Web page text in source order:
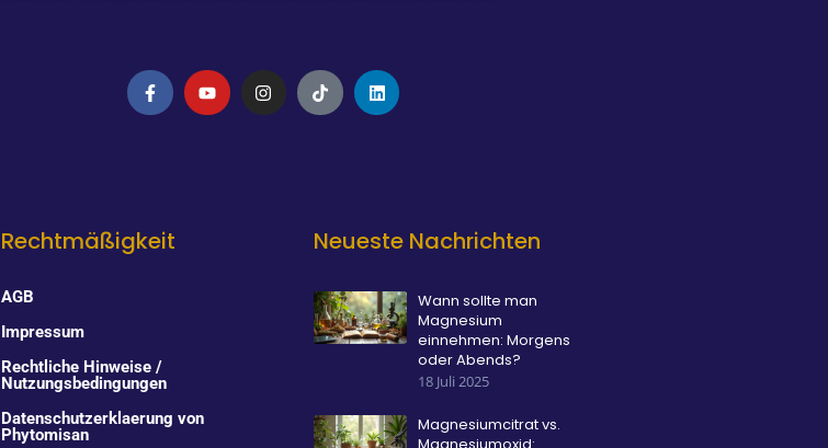
F
a
c
f
Y
o
u
I
n
s
T
i
k
L
i
n
Rechtmäßigkeit
AGB
Impressum
Rechtliche Hinweise /
Nutzungsbedingungen
Datenschutzerklaerung von
Phytomisan
Neueste Nachrichten
Wann sollte man
Magnesium
einnehmen: Morgens
oder Abends?
18 Juli 2025
Magnesiumcitrat vs.